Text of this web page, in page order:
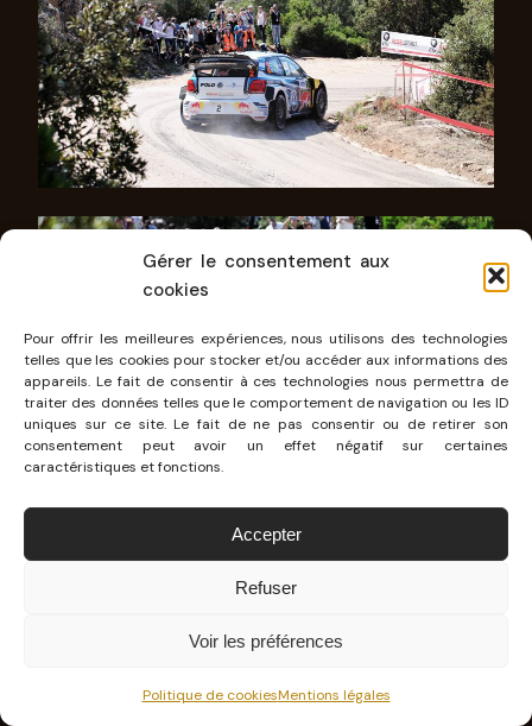
Gérer le consentement aux
cookies
Pour offrir les meilleures expériences, nous utilisons des technologies
telles que les cookies pour stocker et/ou accéder aux informations des
appareils. Le fait de consentir à ces technologies nous permettra de
traiter des données telles que le comportement de navigation ou les ID
uniques sur ce site. Le fait de ne pas consentir ou de retirer son
consentement peut avoir un effet négatif sur certaines
caractéristiques et fonctions.
Accepter
Refuser
Voir les préférences
Politique de cookiesMentions légales
Ce superbe Week-end de sport automobile se
le podium final à Porto Vecchio
Énorme victoire de Sébastien Ogier
du titre mondial (il ont été titrés depuis ce Tour
de Corse en remportant le Rallye de Catalogne